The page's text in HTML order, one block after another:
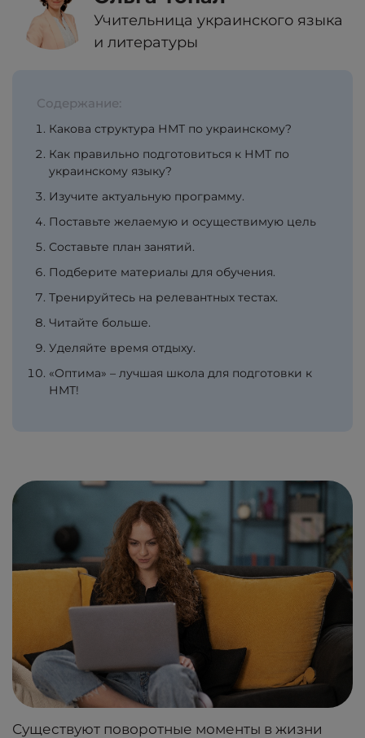
Учительница украинского языка
и литературы
Содержание:
Какова структура НМТ по украинскому?
Как правильно подготовиться к НМТ по
украинскому языку?
Изучите актуальную программу.
Поставьте желаемую и осуществимую цель
Составьте план занятий.
Подберите материалы для обучения.
Тренируйтесь на релевантных тестах.
Читайте больше.
Уделяйте время отдыху.
«Оптима» – лучшая школа для подготовки к
НМТ!
Существуют поворотные моменты в жизни